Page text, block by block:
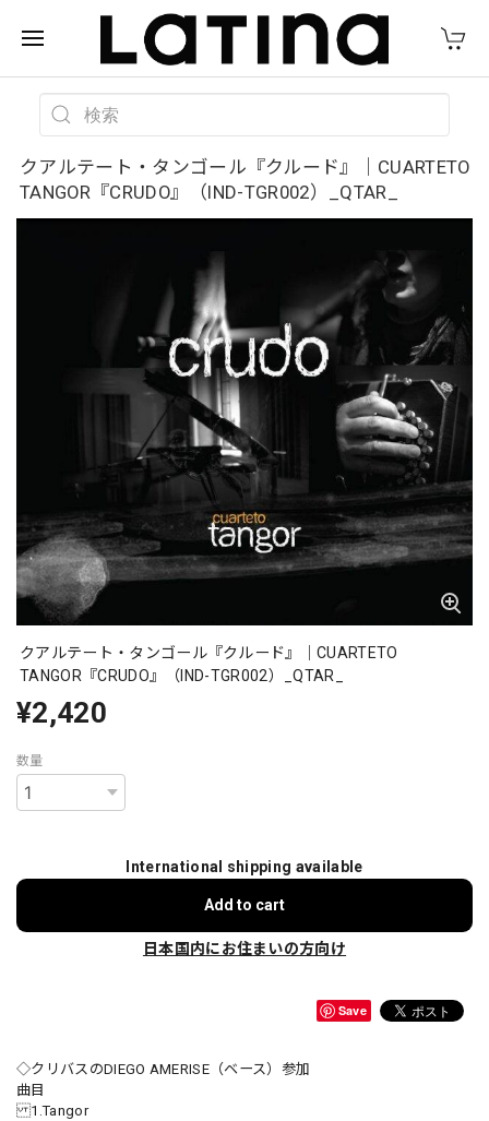
クアルテート・タンゴール『クルード』｜CUARTETO
TANGOR『CRUDO』（IND-TGR002）_QTAR_
クアルテート・タンゴール『クルード』｜CUARTETO
TANGOR『CRUDO』（IND-TGR002）_QTAR_
¥2,420
数量
International shipping available
Add to cart
日本国内にお住まいの方向け
Save
◇クリバスのDIEGO AMERISE（ベース）参加
曲目
1.Tangor